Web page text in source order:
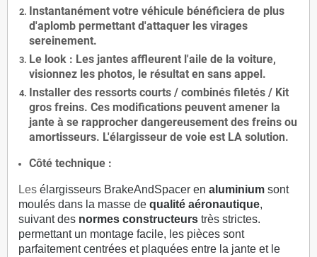
Instantanément votre véhicule bénéficiera de plus
d'aplomb permettant d'attaquer les virages
sereinement.
Le look : Les jantes affleurent l'aile de la voiture,
visionnez les photos, le résultat en sans appel.
Installer des ressorts courts / combinés filetés / Kit
gros freins. Ces modifications peuvent amener la
jante à se rapprocher dangereusement des freins ou
amortisseurs. L'élargisseur de voie est LA solution.
Côté technique :
Les élargisseurs BrakeAndSpacer en aluminium sont
moulés dans la masse de qualité aéronautique,
suivant des normes constructeurs très strictes.
permettant un montage facile, les pièces sont
parfaitement centrées et plaquées entre la jante et le